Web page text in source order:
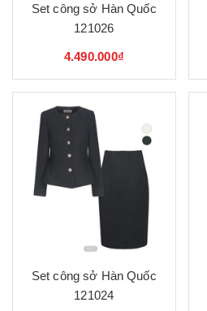
Set công sở Hàn Quốc
121026
4.490.000₫
Set công sở Hàn Quốc
121024